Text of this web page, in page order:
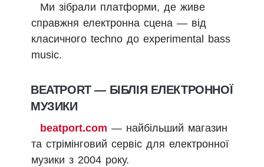
Ми зібрали платформи, де живе
справжня електронна сцена — від
класичного techno до experimental bass
music.
BEATPORT — БІБЛІЯ ЕЛЕКТРОННОЇ
МУЗИКИ
beatport.com — найбільший магазин
та стрімінговий сервіс для електронної
музики з 2004 року.